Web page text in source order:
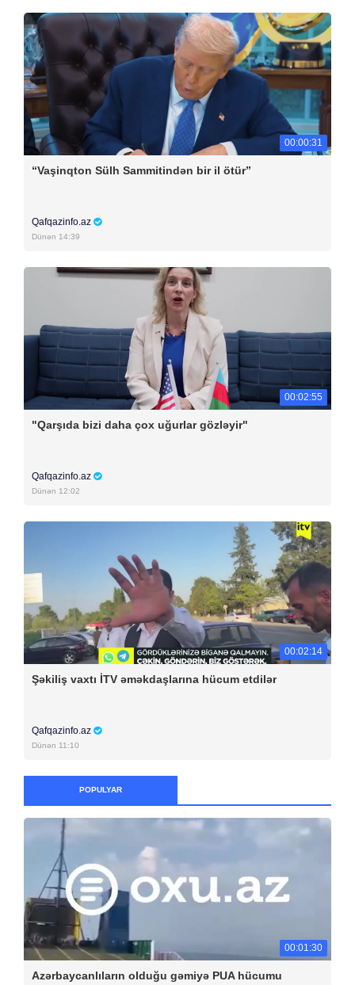
00:00:31
“Vaşinqton Sülh Sammitindən bir il ötür”
Qafqazinfo.az
Dünən 14:39
00:02:55
"Qarşıda bizi daha çox uğurlar gözləyir"
Qafqazinfo.az
Dünən 12:02
00:02:14
Şəkiliş vaxtı İTV əməkdaşlarına hücum etdilər
Qafqazinfo.az
Dünən 11:10
POPULYAR
00:01:30
Azərbaycanlıların olduğu gəmiyə PUA hücumu